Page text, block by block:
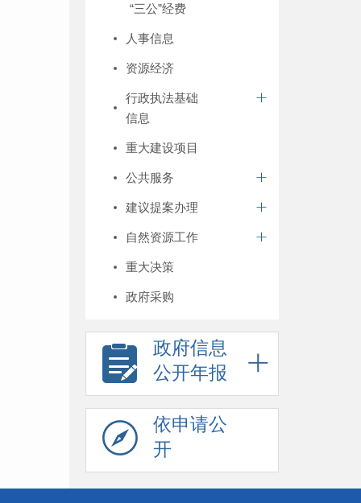
“三公”经费
人事信息
资源经济
行政执法基础
信息
重大建设项目
公共服务
建议提案办理
自然资源工作
重大决策
政府采购
政府信息
公开年报
依申请公
开